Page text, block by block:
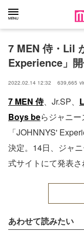
7 MEN 侍・Lil
Experience」
2022.02.14 12:32 639,665
7 MEN 侍、Jr.SP、
Boys beらジャニ
「JOHNNYS'
決定。14日、ジャ
式サイトにて発表さ
あわせて読みたい